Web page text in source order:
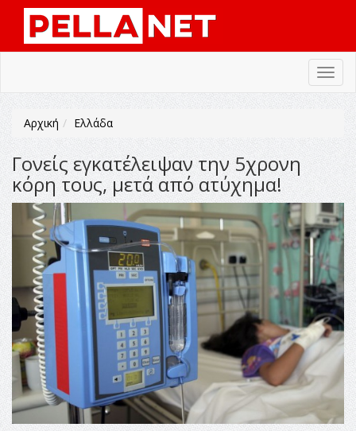
Αρχική Ελλάδα
Γονείς εγκατέλειψαν την 5χρονη
κόρη τους, μετά από ατύχημα!